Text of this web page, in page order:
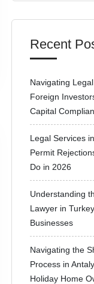
Recent
Navigating
Foreign
Capital
Legal Services
Permit
Do in 2026
Understanding
Lawyer in
Businesses
Navigating the
Process in
Holiday Home